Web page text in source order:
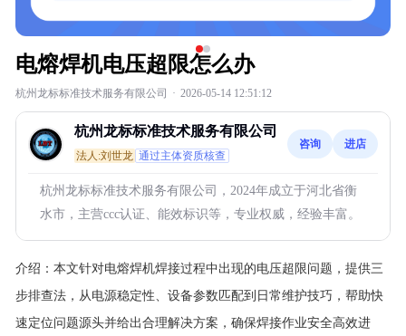
电熔焊机电压超限怎么办
杭州龙标标准技术服务有限公司 · 2026-05-14 12:51:12
杭州龙标标准技术服务有限公司
法人:刘世龙 通过主体资质核查
咨询 进店
杭州龙标标准技术服务有限公司，2024年成立于河北省衡
水市，主营ccc认证、能效标识等，专业权威，经验丰富。
介绍： 本文针对电熔焊机焊接过程中出现的电压超限问题，提供三
步排查法，从电源稳定性、设备参数匹配到日常维护技巧，帮助快
速定位问题源头并给出合理解决方案，确保焊接作业安全高效进